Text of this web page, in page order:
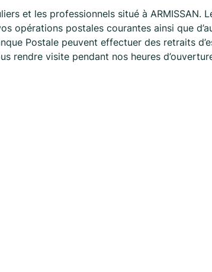
et les professionnels situé à ARMISSAN.
opérations postales courantes ainsi que
Postale peuvent effectuer des retraits
rendre visite pendant nos heures